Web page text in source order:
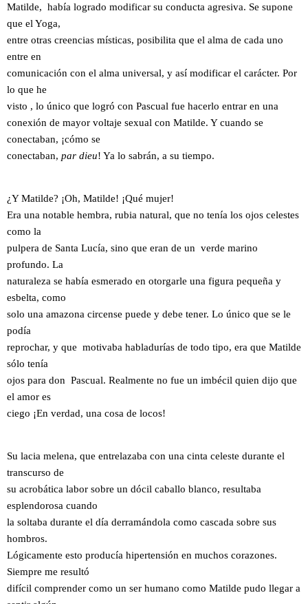
Matilde, había logrado modificar su conducta agresiva. Se supone
que el Yoga,
entre otras creencias místicas, posibilita que el alma de cada uno
entre en
comunicación con el alma universal, y así modificar el carácter. Por
lo que he
visto , lo único que logró con Pascual fue hacerlo entrar en una
conexión de mayor voltaje sexual con Matilde. Y cuando se
conectaban, ¡cómo se
conectaban, par dieu! Ya lo sabrán, a su tiempo.
¿Y Matilde? ¡Oh, Matilde! ¡Qué mujer!
Era una notable hembra, rubia natural, que no tenía los ojos celestes
como la
pulpera de Santa Lucía, sino que eran de un verde marino
profundo. La
naturaleza se había esmerado en otorgarle una figura pequeña y
esbelta, como
solo una amazona circense puede y debe tener. Lo único que se le
podía
reprochar, y que motivaba habladurías de todo tipo, era que Matilde
sólo tenía
ojos para don Pascual. Realmente no fue un imbécil quien dijo que
el amor es
ciego ¡En verdad, una cosa de locos!
Su lacia melena, que entrelazaba con una cinta celeste durante el
transcurso de
su acrobática labor sobre un dócil caballo blanco, resultaba
esplendorosa cuando
la soltaba durante el día derramándola como cascada sobre sus
hombros.
Lógicamente esto producía hipertensión en muchos corazones.
Siempre me resultó
difícil comprender como un ser humano como Matilde pudo llegar a